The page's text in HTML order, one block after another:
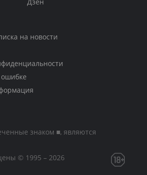
на новости
знаком ■, являются
© 1995 – 2026